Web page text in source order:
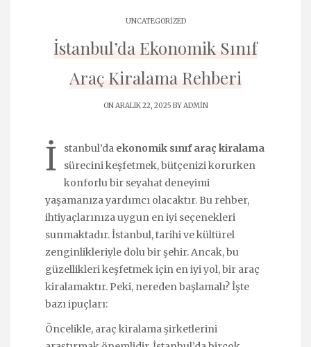
UNCATEGORIZED
İstanbul’da Ekonomik Sınıf
Araç Kiralama Rehberi
ON ARALIK 22, 2025 BYADMIN
İ stanbul’da ekonomik sınıf araç kiralama
sürecini keşfetmek, bütçenizi korurken
konforlu bir seyahat deneyimi
yaşamanıza yardımcı olacaktır. Bu rehber,
ihtiyaçlarınıza uygun en iyi seçenekleri
sunmaktadır. İstanbul, tarihi ve kültürel
zenginlikleriyle dolu bir şehir. Ancak, bu
güzellikleri keşfetmek için en iyi yol, bir araç
kiralamaktır. Peki, nereden başlamalı? İşte
bazı ipuçları:
Öncelikle, araç kiralama şirketlerini